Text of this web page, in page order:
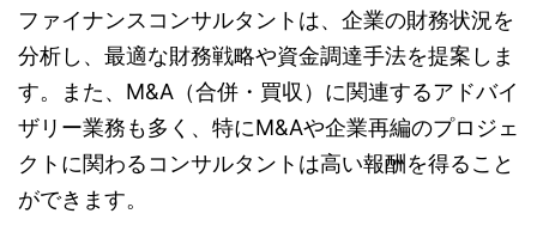
ファイナンスコンサルタントは、企業の財務状況を
分析し、最適な財務戦略や資金調達手法を提案しま
す。また、M&A（合併・買収）に関連するアドバイ
ザリー業務も多く、特にM&Aや企業再編のプロジェ
クトに関わるコンサルタントは高い報酬を得ること
ができます。